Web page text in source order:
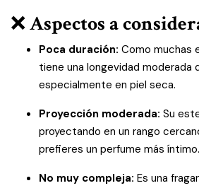
❌Aspectos a
Poca duración: Como muchas
tiene una longevidad moderada
especialmente en piel seca.
Proyección moderada: Su
proyectando en un rango
prefieres un perfume más íntimo.
No muy compleja: Es una